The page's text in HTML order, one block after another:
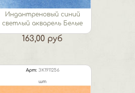
Индантреновый синий
светлый акварель Белые
ночи кювета...
163,00 руб
Арт: ЗК1911256
шт